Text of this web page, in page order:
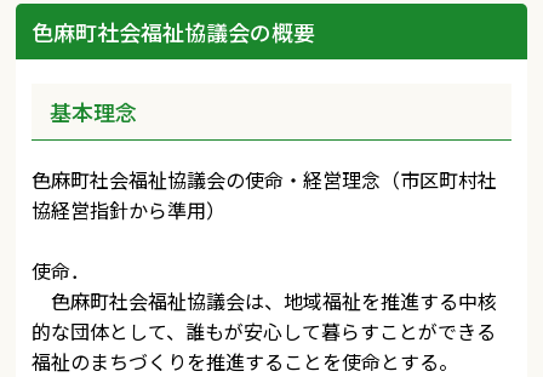
色麻町社会福祉協議会の概要
基本理念
色麻町社会福祉協議会の使命・経営理念（市区町村社
協経営指針から準用）
使命．
色麻町社会福祉協議会は、地域福祉を推進する中核
的な団体として、誰もが安心して暮らすことができる
福祉のまちづくりを推進することを使命とする。